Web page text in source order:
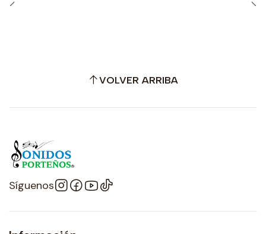
VOLVER ARRIBA
Síguenos